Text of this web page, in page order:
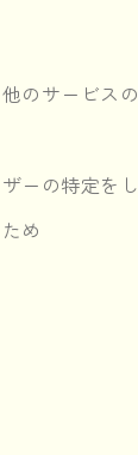
のサービス
ーの特定を
め